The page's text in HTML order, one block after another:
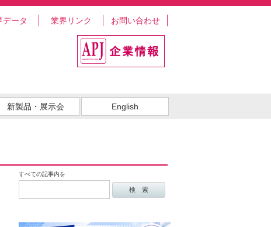
データ 業界リンク お問い合わせ
新製品・展示会 English
すべての記事内を